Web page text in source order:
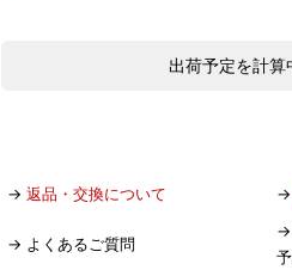
出荷予定を計算
→ 返品・交換について →
→ よくあるご質問
→